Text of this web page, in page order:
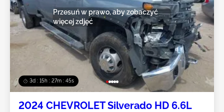
3d : 15h : 27m : 43s
Przesuń w prawo, aby zobaczyć
więcej zdjęć
2024 CHEVROLET Silverado HD 6.6L